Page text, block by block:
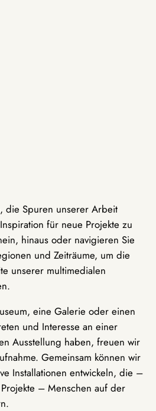
die Spuren unserer Arbeit
für neue Projekte zu
hinaus oder navigieren Sie
und Zeiträume, um die
unserer multimedialen
eine Galerie oder einen
und Interesse an einer
Ausstellung haben, freuen wir
Gemeinsam können wir
Installationen entwickeln, die –
– Menschen auf der